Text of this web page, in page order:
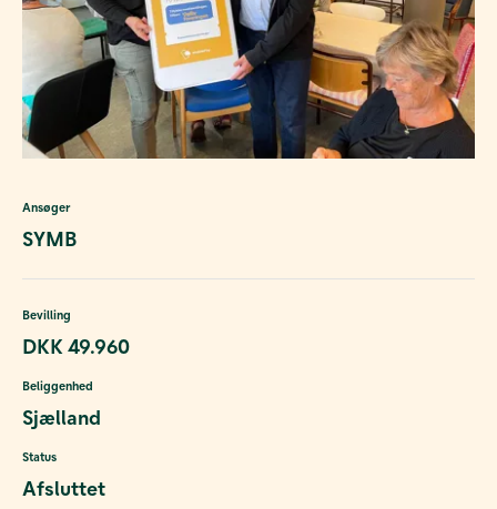
Ansøger
SYMB
Bevilling
DKK 49.960
Beliggenhed
Sjælland
Status
Afsluttet